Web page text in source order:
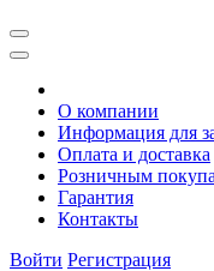
О компании
Информация для
Оплата и доставка
Розничным
Гарантия
Контакты
Войти Регистрация